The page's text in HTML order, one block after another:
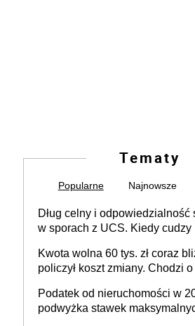
Tematy
Popularne Najnowsze
Dług celny i odpowiedzialność
w sporach z UCS. Kiedy cudzy
Kwota wolna 60 tys. zł coraz
policzył koszt zmiany. Chodzi
Podatek od nieruchomości w
podwyżka stawek